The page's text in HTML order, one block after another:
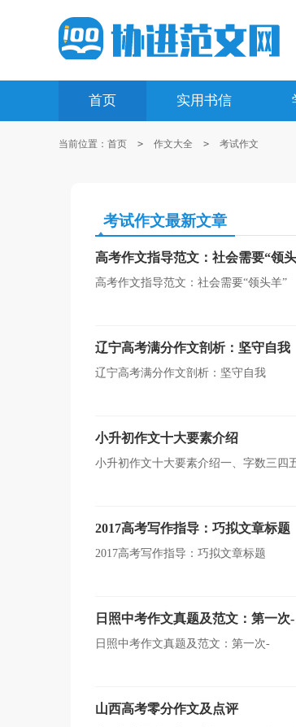
首页 实用书信
当前位置： 首页 > 作文大全 > 考试作文
考试作文最新文章
高考作文指导范文：社会需要“领
高考作文指导范文：社会需要“领头
辽宁高考满分作文剖析：坚守自我
辽宁高考满分作文剖析：坚守自我
小升初作文十大要素介绍
小升初作文十大要素介绍一、字数三四
2017高考写作指导：巧拟文章标题
2017高考写作指导：巧拟文章标题
日照中考作文真题及范文：第一次-
日照中考作文真题及范文：第一次-
山西高考零分作文及点评